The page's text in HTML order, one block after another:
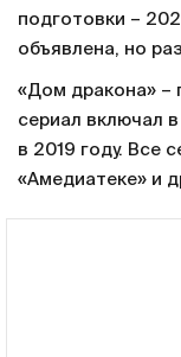
подготовки –
объявлена, но
«Дом дракона» –
сериал включал
в 2019 году. Все
«Амедиатеке» и